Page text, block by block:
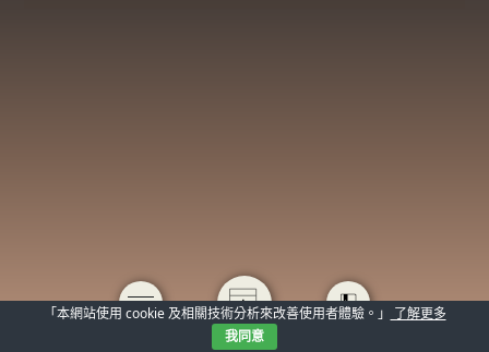
「本網站使用 cookie 及相關技術分析來改善使用者體驗。」
了解更多
我同意